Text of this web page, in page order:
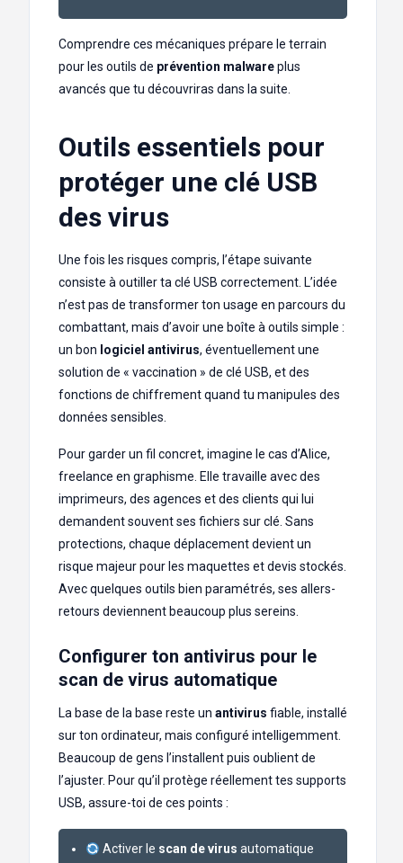
Comprendre ces mécaniques prépare le terrain
pour les outils de prévention malwareplus
avancés que tu découvriras dans la suite.
Outils essentiels pour
protéger une clé USB
des virus
Une fois les risques compris, l’étape suivante
consiste à outiller ta clé USB correctement. L’idée
n’est pas de transformer ton usage en parcours du
combattant, mais d’avoir une boîte à outils simple :
un bon logiciel antivirus, éventuellement une
solution de « vaccination » de clé USB, et des
fonctions de chiffrement quand tu manipules des
données sensibles.
Pour garder un fil concret, imagine le cas d’Alice,
freelance en graphisme. Elle travaille avec des
imprimeurs, des agences et des clients qui lui
demandent souvent ses fichiers sur clé. Sans
protections, chaque déplacement devient un
risque majeur pour les maquettes et devis stockés.
Avec quelques outils bien paramétrés, ses allers-
retours deviennent beaucoup plus sereins.
Configurer ton antivirus pour le
scan de virus automatique
La base de la base reste un antivirus fiable, installé
sur ton ordinateur, mais configuré intelligemment.
Beaucoup de gens l’installent puis oublient de
l’ajuster. Pour qu’il protège réellement tes supports
USB, assure-toi de ces points :
Activer le scan de virus automatique